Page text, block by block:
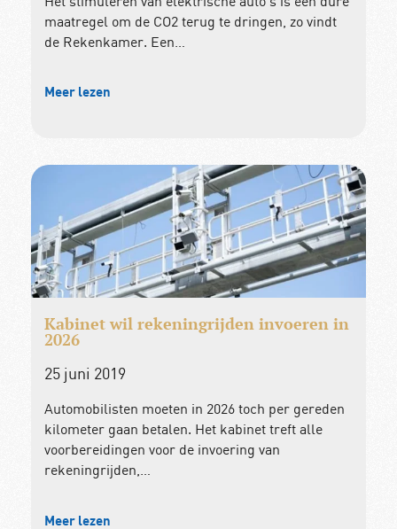
maatregel om de CO2 terug te dringen, zo vindt
de Rekenkamer. Een…
Meer lezen
Kabinet wil rekeningrijden invoeren in
2026
25 juni 2019
Automobilisten moeten in 2026 toch per gereden
kilometer gaan betalen. Het kabinet treft alle
voorbereidingen voor de invoering van
rekeningrijden,…
Meer lezen